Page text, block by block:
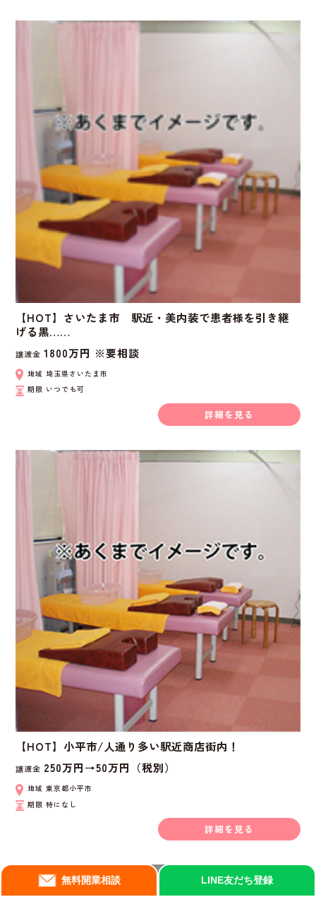
【HOT】さいたま市 駅近・美内装で患者様を引き継
げる黒……
譲渡金1800万円 ※要相談
地域埼玉県さいたま市
期限 いつでも可
詳細を見る
【HOT】小平市/人通り多い駅近商店街内！
譲渡金 250万円→50万円（税別）
地域東京都小平市
期限特になし
詳細を見る
無料開業相談 LINE友だち登録